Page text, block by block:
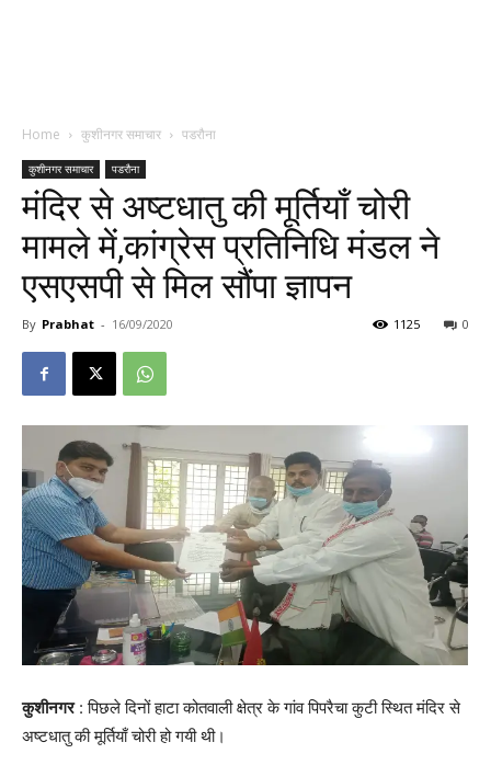
Home कुशीनगर समाचार पडरौना
कुशीनगर समाचार पडरौना
मंदिर से अष्टधातु की मूर्तियाँ चोरी
मामले में,कांग्रेस प्रतिनिधि मंडल ने
एसएसपी से मिल सौंपा ज्ञापन
By Prabhat - 16/09/2020 0
1125
कुशीनगर: पिछले दिनों हाटा कोतवाली क्षेत्र के गांव पिपरैचा कुटी स्थित मंदिर से
अष्टधातु की मूर्तियाँ चोरी हो गयी थी।